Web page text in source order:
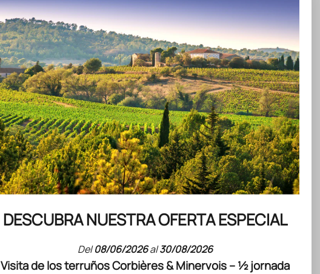
DESCUBRA NUESTRA OFERTA ESPECIAL
Del08/06/2026al30/08/2026
Visita de los terruños Corbières & Minervois – ½ jornada